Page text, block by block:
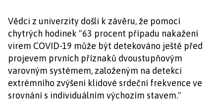
Vědci z univerzity došli k závěru, že pomocí
chytrých hodinek "63 procent případu nakažení
virem COVID-19 může být detekováno ještě před
projevem prvních příznaků dvoustupňovým
varovným systémem, založeným na detekci
extrémního zvýšení klidové srdeční frekvence ve
srovnání s individuálním výchozím stavem."